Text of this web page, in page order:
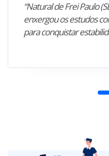
“Natural de Frei Paulo
enxergou os estudos
para conquistar